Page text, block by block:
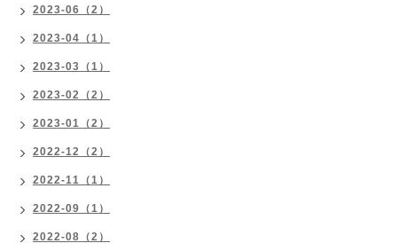
2023-06（2）
2023-04（1）
2023-03（1）
2023-02（2）
2023-01（2）
2022-12（2）
2022-11（1）
2022-09（1）
2022-08（2）